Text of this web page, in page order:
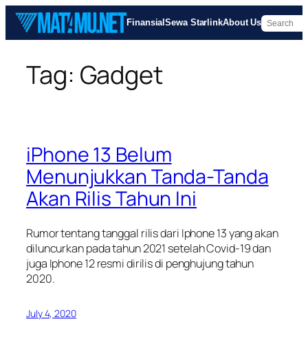
Skip
content
FinansialSewa StarlinkAbout Us
Tag: Gadget
iPhone 13 Belum
Menunjukkan Tanda-Tanda
Akan Rilis Tahun Ini
Rumor tentang tanggal rilis dari Iphone 13 yang akan
diluncurkan pada tahun 2021 setelah Covid-19 dan
juga Iphone 12 resmi dirilis di penghujung tahun
2020.
July 4, 2020